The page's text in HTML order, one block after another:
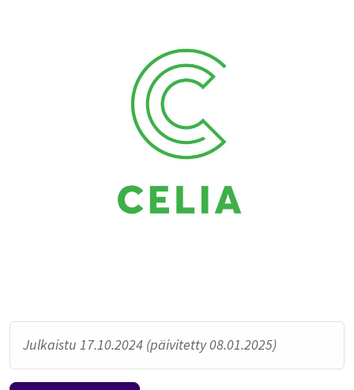
Julkaistu 17.10.2024 (päivitetty 08.01.2025)